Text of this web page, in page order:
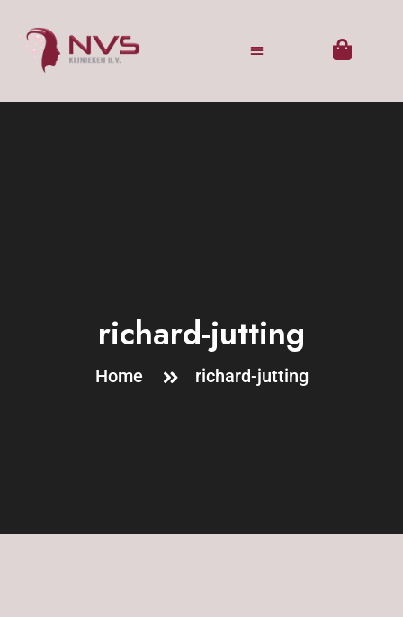
richard-jutting
Home richard-jutting